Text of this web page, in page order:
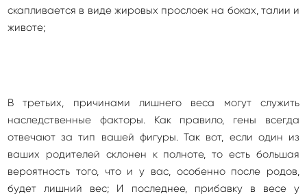
скапливается в виде жировых прослоек на боках, талии и
животе;
В третьих, причинами лишнего веса могут служить
наследственные факторы. Как правило, гены всегда
отвечают за тип вашей фигуры. Так вот, если один из
ваших родителей склонен к полноте, то есть большая
вероятность того, что и у вас, особенно после родов,
будет лишний вес; И последнее, прибавку в весе у